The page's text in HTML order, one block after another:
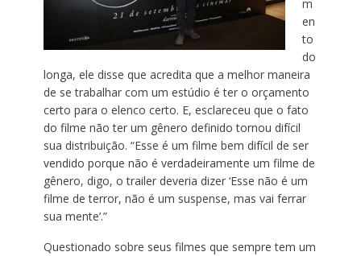
m
en
to
do
longa, ele disse que acredita que a melhor maneira
de se trabalhar com um estúdio é ter o orçamento
certo para o elenco certo. E, esclareceu que o fato
do filme não ter um gênero definido tornou difícil
sua distribuição. “Esse é um filme bem difícil de ser
vendido porque não é verdadeiramente um filme de
gênero, digo, o trailer deveria dizer ‘Esse não é um
filme de terror, não é um suspense, mas vai ferrar
sua mente’.”
Questionado sobre seus filmes que sempre tem um